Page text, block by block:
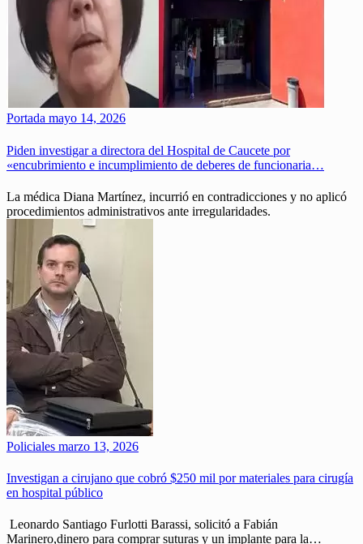
Portada mayo 14, 2026
Piden investigar a directora del Hospital de Caucete por
«encubrimiento e incumplimiento de deberes de funcionaria…
La médica Diana Martínez, incurrió en contradicciones y no aplicó
procedimientos administrativos ante irregularidades.
Policiales marzo 13, 2026
Investigan a cirujano que cobró $250 mil por materiales para cirugía
en hospital público
Leonardo Santiago Furlotti Barassi, solicitó a Fabián
Marinero,dinero para comprar suturas y un implante para la…